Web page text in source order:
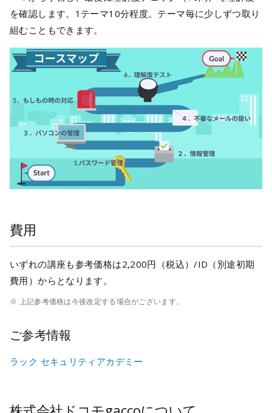
を確認します。1テーマ10分程度。テーマ毎に少しずつ取り
組むこともできます。
費用
いずれの講座も参考価格は2,200円（税込）/ID（別途初期
費用）からとなります。
※ 上記参考価格は今後改定する場合がございます。
ご参考情報
ラック セキュリティアカデミー